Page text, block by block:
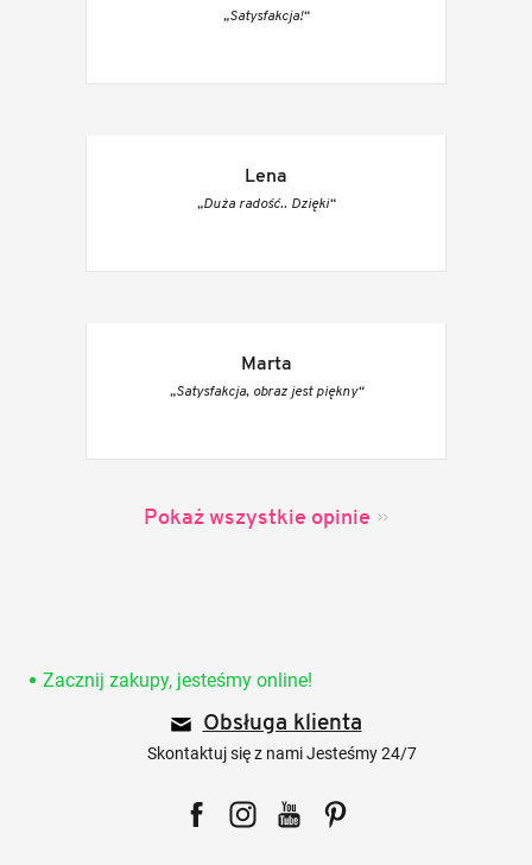
„Satysfakcja!“
Lena
„Duża radość.. Dzięki“
Marta
„Satysfakcja, obraz jest piękny“
Pokaż wszystkie opinie
Zacznij zakupy, jesteśmy online!
Obsługa klienta
Skontaktuj się z nami Jesteśmy 24/7